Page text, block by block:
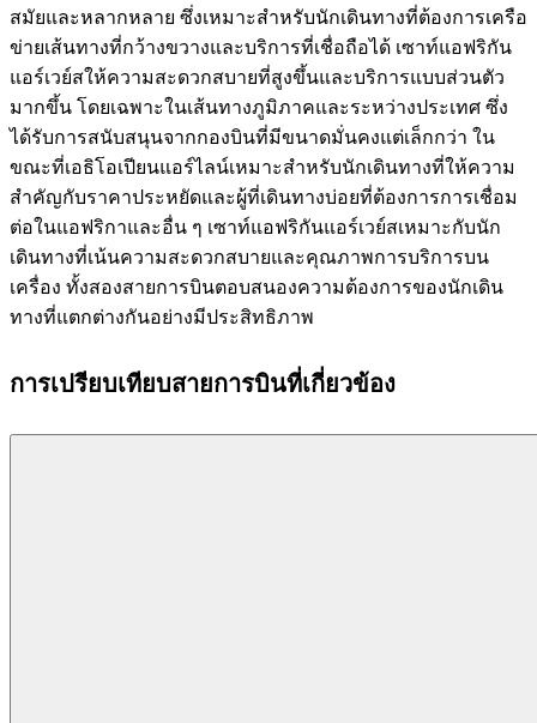
สมัยและหลากหลาย ซึ่งเหมาะสำหรับนักเดินทางที่ต้องการเครือ
ข่ายเส้นทางที่กว้างขวางและบริการที่เชื่อถือได้ เซาท์แอฟริกัน
แอร์เวย์สให้ความสะดวกสบายที่สูงขึ้นและบริการแบบส่วนตัว
มากขึ้น โดยเฉพาะในเส้นทางภูมิภาคและระหว่างประเทศ ซึ่ง
ได้รับการสนับสนุนจากกองบินที่มีขนาดมั่นคงแต่เล็กกว่า ใน
ขณะที่เอธิโอเปียนแอร์ไลน์เหมาะสำหรับนักเดินทางที่ให้ความ
สำคัญกับราคาประหยัดและผู้ที่เดินทางบ่อยที่ต้องการการเชื่อม
ต่อในแอฟริกาและอื่น ๆ เซาท์แอฟริกันแอร์เวย์สเหมาะกับนัก
เดินทางที่เน้นความสะดวกสบายและคุณภาพการบริการบน
เครื่อง ทั้งสองสายการบินตอบสนองความต้องการของนักเดิน
ทางที่แตกต่างกันอย่างมีประสิทธิภาพ
การเปรียบเทียบสายการบินที่เกี่ยวข้อง